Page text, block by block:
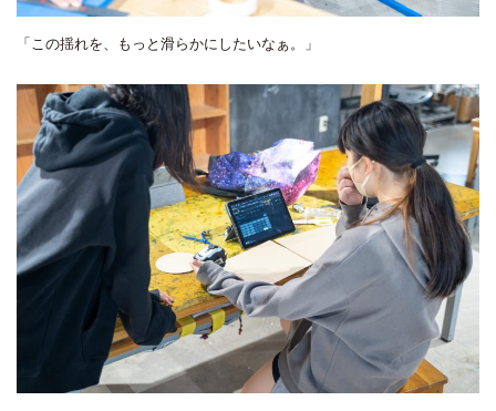
「この揺れを、もっと滑らかにしたいなぁ。」